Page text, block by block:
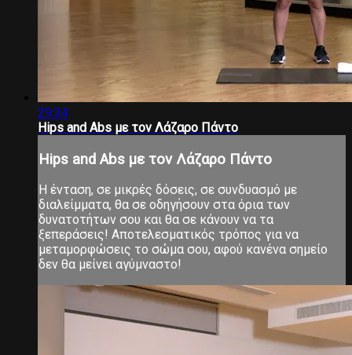
29:34
Ηips and Αbs με τον Λάζαρο Πάντο
Ηips and Αbs με τον Λάζαρο Πάντο
Η ένταση, σε μικρές δόσεις, σε συνδυασμό με
διαλείμματα, θα σε οδηγήσουν στα όρια των
δυνατοτήτων σου και θα σε κάνουν να τα
ξεπεράσεις! Αποτελεσματικός τρόπος για να
μεταμορφώσεις το σώμα σου, αφού κανένα σημείο
δεν θα μείνει αγύμναστο!